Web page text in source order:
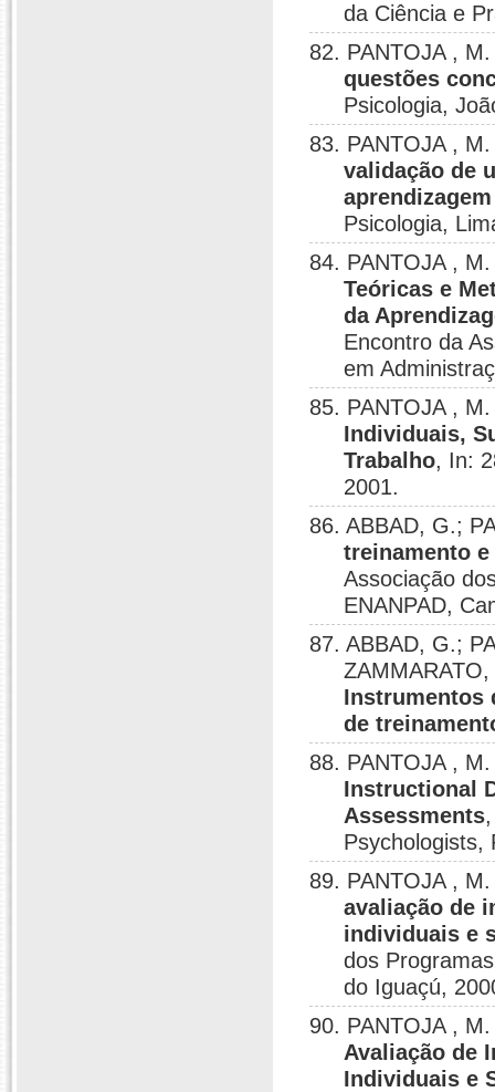
da Ciência e
82. PANTOJA ,
questões
Psicologia,
83. PANTOJA ,
validação de
Psicologia,
84. PANTOJA ,
Teóricas e
da
Encontro da
em
85. PANTOJA ,
Individuais,
Trabalho, In:
2001.
86. ABBAD, G.;
treinamento
Associação
ENANPAD,
87. ABBAD, G.;
Instrumentos
de
88. PANTOJA ,
Instructional
Assessments
Psychologists,
89. PANTOJA ,
avaliação de
individuais e
dos
do Iguaçú,
90. PANTOJA ,
Avaliação de
Individuais e